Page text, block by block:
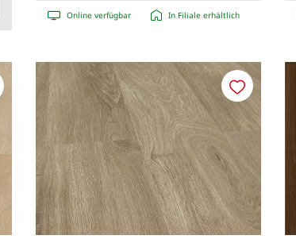
Online verfügbar In Filiale erhältlich
Merken